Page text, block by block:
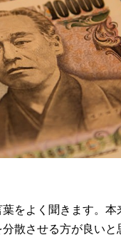
をよく聞きます。
分散させる方が良い